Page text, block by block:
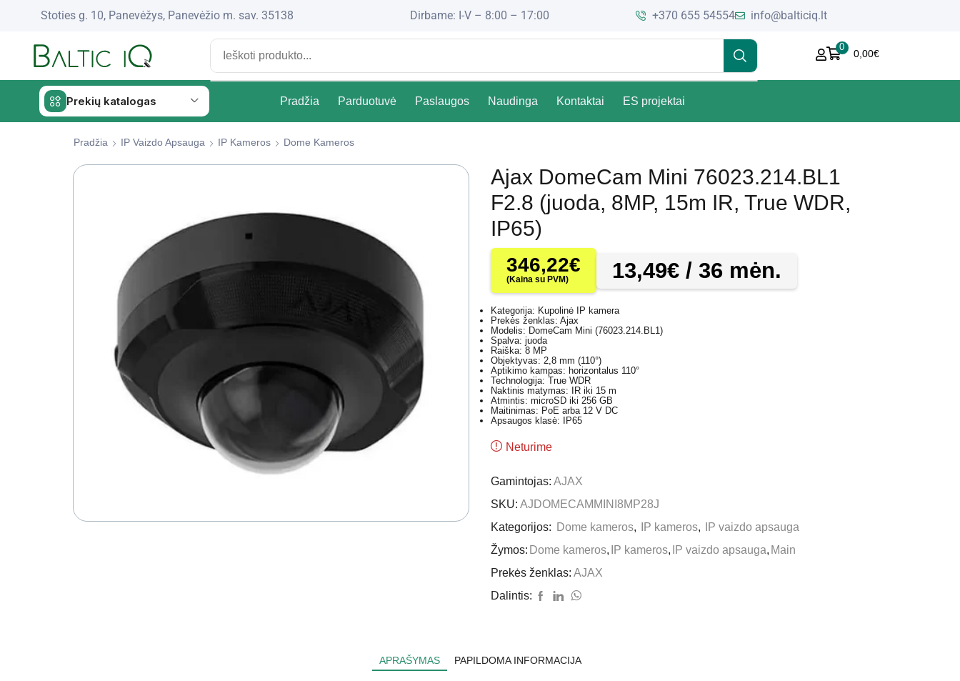
Stoties g. 10, Panevėžys, Panevėžio m. sav. 35138 Dirbame: I-V – 8:00 – 17:00 +370 655 54554 info@balticiq.lt
0
0,00€
Prekių katalogas Pradžia Parduotuvė Paslaugos Naudinga Kontaktai ES projektai
Pradžia IP Vaizdo Apsauga IP Kameros Dome Kameros
Ajax DomeCam Mini 76023.214.BL1
F2.8 (juoda, 8MP, 15m IR, True WDR,
IP65)
346,22€
(Kaina su PVM) 13,49€ / 36 mėn.
Kategorija: Kupolinė IP kamera
Prekės ženklas: Ajax
Modelis: DomeCam Mini (76023.214.BL1)
Spalva: juoda
Raiška: 8 MP
Objektyvas: 2,8 mm (110°)
Aptikimo kampas: horizontalus 110°
Technologija: True WDR
Naktinis matymas: IR iki 15 m
Atmintis: microSD iki 256 GB
Maitinimas: PoE arba 12 V DC
Apsaugos klasė: IP65
Neturime
Gamintojas: AJAX
SKU: AJDOMECAMMINI8MP28J
Kategorijos:
Dome kameros, IP kameros,
IP vaizdo apsauga
Žymos: Dome kameros, IP kameros, IP vaizdo apsauga, Main
Prekės ženklas: AJAX
Dalintis:
APRAŠYMAS PAPILDOMA INFORMACIJA